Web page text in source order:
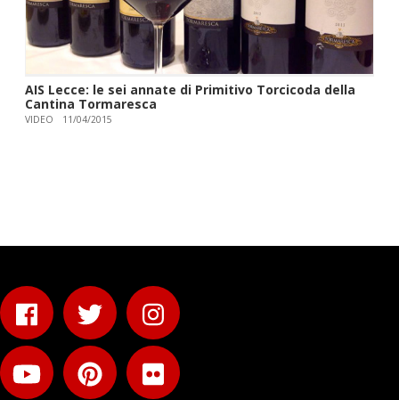
AIS Lecce: le sei annate di Primitivo Torcicoda della
Cantina Tormaresca
VIDEO 11/04/2015